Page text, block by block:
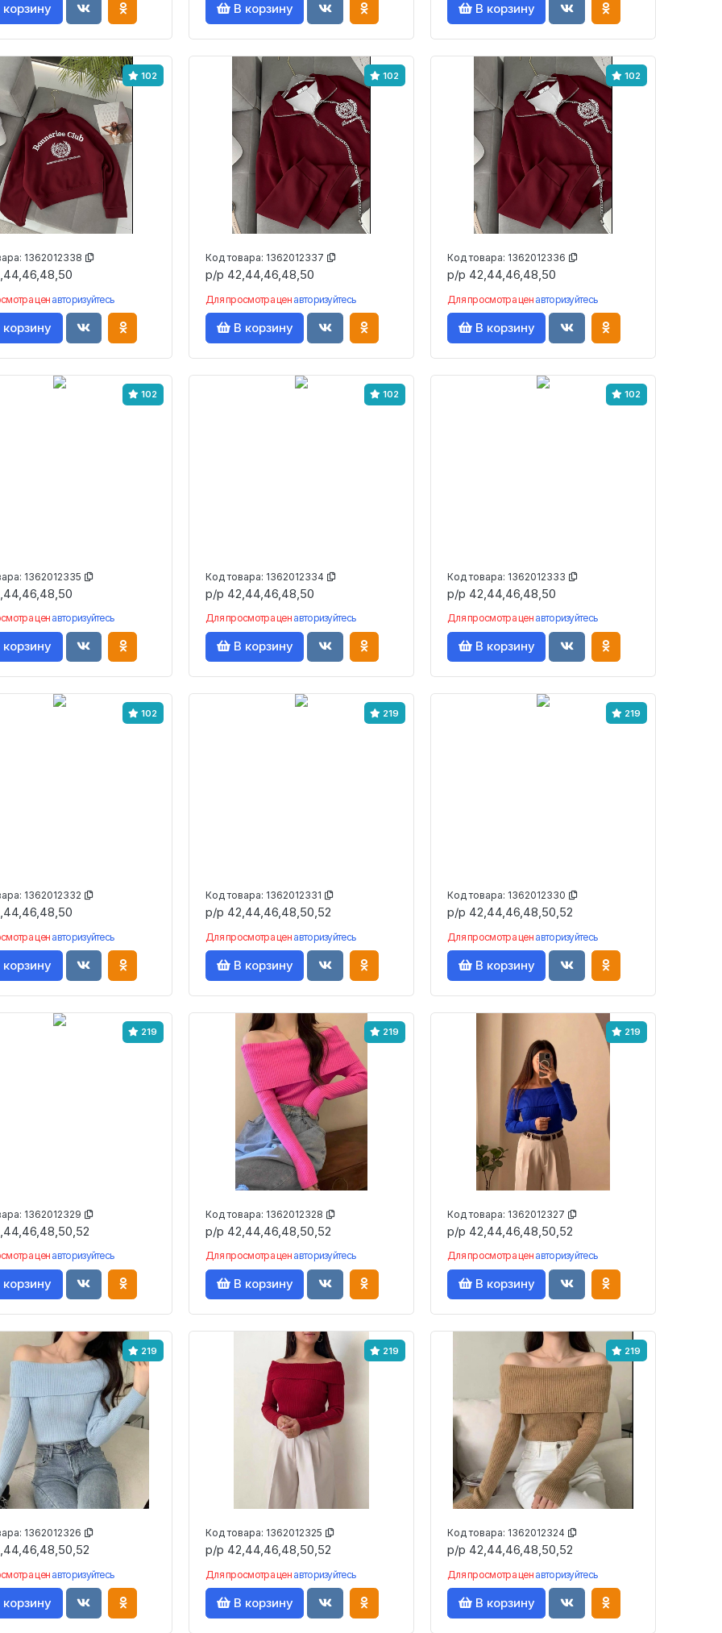
В корзину В корзину
102
1362012338
цен авторизуйтесь
102
Код товара: 1362012337
р/р 42,44,46,48,50
Для просмотра цен авторизуйтесь
В корзину
102
Код товара: 1362012336
р/р 42,44,46,48,50
Для просмотра цен авторизуйтесь
В корзину
102
1362012335
цен авторизуйтесь
102
Код товара: 1362012334
р/р 42,44,46,48,50
Для просмотра цен авторизуйтесь
В корзину
102
Код товара: 1362012333
р/р 42,44,46,48,50
Для просмотра цен авторизуйтесь
В корзину
102
1362012332
цен авторизуйтесь
219
Код товара: 1362012331
р/р 42,44,46,48,50,52
Для просмотра цен авторизуйтесь
В корзину
219
Код товара: 1362012330
р/р 42,44,46,48,50,52
Для просмотра цен авторизуйтесь
В корзину
219
1362012329
цен авторизуйтесь
219
Код товара: 1362012328
р/р 42,44,46,48,50,52
Для просмотра цен авторизуйтесь
В корзину
219
Код товара: 1362012327
р/р 42,44,46,48,50,52
Для просмотра цен авторизуйтесь
В корзину
219
1362012326
цен авторизуйтесь
219
Код товара: 1362012325
р/р 42,44,46,48,50,52
Для просмотра цен авторизуйтесь
В корзину
219
Код товара: 1362012324
р/р 42,44,46,48,50,52
Для просмотра цен авторизуйтесь
В корзину